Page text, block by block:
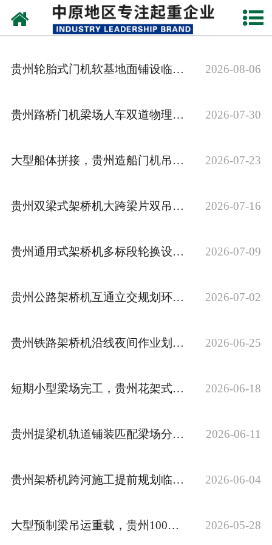
网站首页
新闻动态
产品中心
成功案例
贵州轮胎式门机软基地面铺设临时硬化垫层 2026-08-06
贵州路桥门机梁场人车双道物理隔离划分 2026-07-30
大型船体拼接，贵州造船门机吊装分段怎么排序 2026-07-23
贵州双梁式架桥机大跨梁片双吊点同步对位校准 2026-07-16
贵州通用式架桥机多标段轮换设置分段休整时段 2026-07-09
贵州公路架桥机互通立交规划环形行进路线 2026-07-02
贵州铁路架桥机沿线夜间作业划分分层照明点位 2026-06-25
短期小型梁场完工，贵州花架式龙门吊提梁机配件如何存放 2026-06-18
贵州提梁机轨道铺装匹配梁场分区作业动线 2026-06-11
贵州架桥机跨河施工提前规划临时支墩点位 2026-06-04
大型预制梁吊运重载，贵州100吨提梁机运行状态是否平稳 2026-05-28